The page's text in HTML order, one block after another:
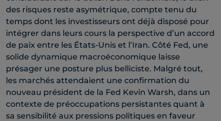
des risques reste asymétrique, compte tenu du
temps dont les investisseurs ont déjà disposé pour
intégrer dans leurs cours la perspective d’un accord
de paix entre les États-Unis et l’Iran. Côté Fed, une
solide dynamique macroéconomique laisse
présager une posture plus belliciste. Malgré tout,
les marchés attendaient une confirmation du
nouveau président de la Fed Kevin Warsh, dans un
contexte de préoccupations persistantes quant à
sa sensibilité aux pressions politiques en faveur